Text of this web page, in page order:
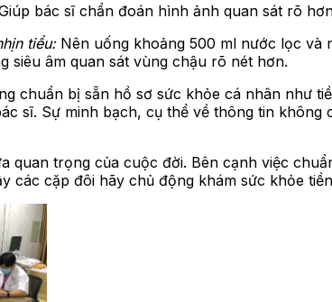
bác sĩ chẩn đoán hình ảnh quan sát rõ
tiểu:Nên uống khoảng 500 ml nước lọc và
siêu âm quan sát vùng chậu rõ nét hơn.
chuẩn bị sẵn hồ sơ sức khỏe cá nhân như
sĩ. Sự minh bạch, cụ thể về thông tin
quan trọng của cuộc đời. Bên cạnh việc
các cặp đôi hãy chủ động khám sức khỏe